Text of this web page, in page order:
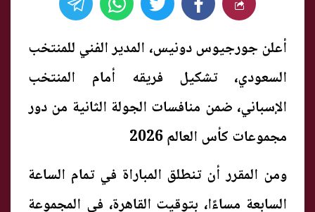
أعلن جورجيوس دونيس، المدير الفني للمنتخب
السعودي، تشكيل فريقه أمام المنتخب
الإسباني، ضمن منافسات الجولة الثانية من دور
مجموعات كأس العالم 2026
ومن المقرر أن تنطلق المباراة في تمام الساعة
السابعة مساءًا، بتوقيت القاهرة، في المجموعة